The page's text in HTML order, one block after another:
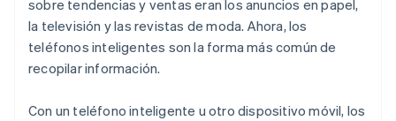
sobre tendencias y ventas eran los anuncios en papel,
la televisión y las revistas de moda. Ahora, los
teléfonos inteligentes son la forma más común de
recopilar información.
Con un teléfono inteligente u otro dispositivo móvil, los